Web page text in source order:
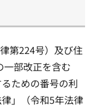
第224号）及び住
部改正を含む
ための番号の利
」（令和5年法律